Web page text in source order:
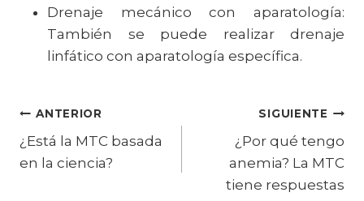
Drenaje mecánico con aparatología:
También se puede realizar drenaje
linfático con aparatología específica.
Navegación
de
ANTERIOR
¿Está la MTC basada
en la ciencia?
SIGUIENTE
¿Por qué tengo
anemia? La MTC
tiene respuestas